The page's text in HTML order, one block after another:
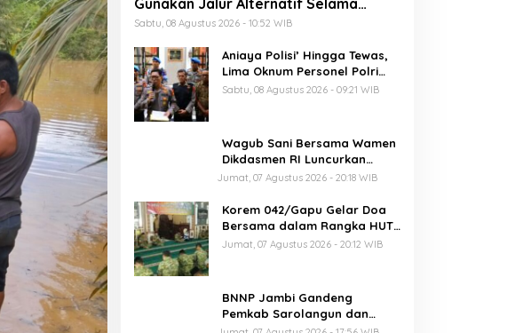
Gunakan Jalur Alternatif Selama
Pelaksanaan Presisi Merdeka Run
Sabtu, 08 Agustus 2026 - 10:52 WIB
Aniaya Polisi’ Hingga Tewas,
Lima Oknum Personel Polri
Resmi Dipecat
Sabtu, 08 Agustus 2026 - 09:21 WIB
Wagub Sani Bersama Wamen
Dikdasmen RI Luncurkan
Aplikasi Bungo Pintar, Dorong
Pendidikan di Jambi
Jumat, 07 Agustus 2026 - 20:18 WIB
Korem 042/Gapu Gelar Doa
Bersama dalam Rangka HUT
Ke-1 Kodam XX/TIB
Jumat, 07 Agustus 2026 - 20:12 WIB
BNNP Jambi Gandeng
Pemkab Sarolangun dan
Densus 88 Perkuat Benteng